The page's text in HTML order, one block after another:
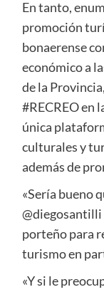
En tanto,
promoción
bonaerense
económico a
de la
#RECREO en
única
culturales y
además de
«Sería bueno
@diegosantilli
porteño para
turismo en
«Y si le